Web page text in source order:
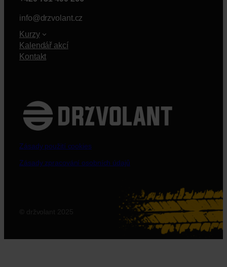
info@drzvolant.cz
Kurzy
Kalendář akcí
Kontakt
Zásady použití cookies
Zásady zpracování osobních údajů